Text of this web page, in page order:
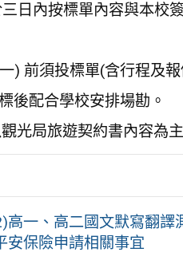
日內按標單內容與本校
) 前須投標單(含行程及報
後配合學校安排場勘。
光局旅遊契約書內容為主
高一、高二國文默寫翻譯
安保險申請相關事宜